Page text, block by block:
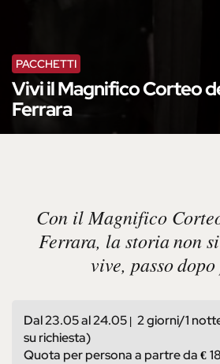
PACCHETTI
Vivi il Magnifico Corteo
Ferrara
Con il Magnifico
Ferrara, la storia non
vive, passo dopo
Dal 23.05 al 24.05 | 2 giorni/1
su richiesta)
Quota per persona a partre da €